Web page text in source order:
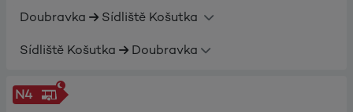
Doubravka
Sídliště Košutka
Sídliště Košutka
Doubravka
N4